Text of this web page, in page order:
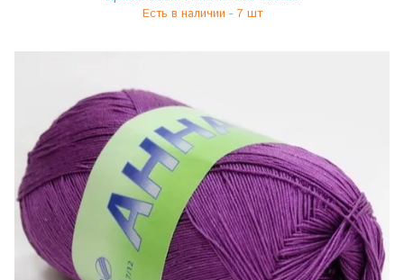
Есть в наличии - 7 шт